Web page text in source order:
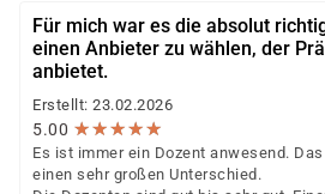
Für mich war es die absolut
einen Anbieter zu wählen, der
anbietet.
Erstellt: 23.02.2026
5.00 ★★★★★
★★★★★
Es ist immer ein Dozent anwesend.
einen sehr großen Unterschied.